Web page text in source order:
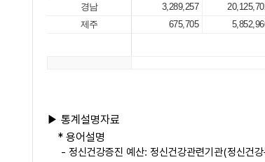
경남
제주
3,289,257
675,705
▶ 통계설명자료
* 용어설명
- 정신건강증진 예산: 정신건강관련기관(정신건